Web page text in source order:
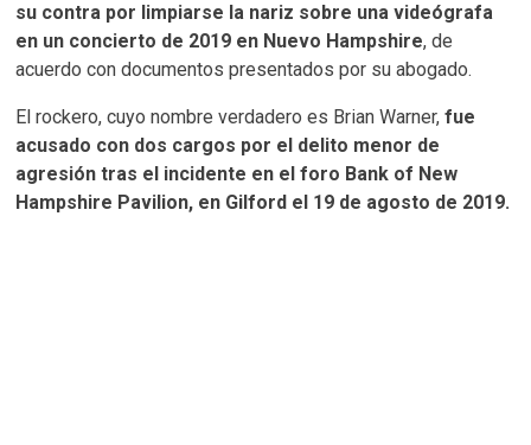
su contra por limpiarse la nariz sobre una videógrafa
en un concierto de 2019 en Nuevo Hampshire, de
acuerdo con documentos presentados por su abogado.
El rockero, cuyo nombre verdadero es Brian Warner,fue
acusado con dos cargos por el delito menor de
agresión tras el incidente en el foro Bank of New
Hampshire Pavilion, en Gilford el 19 de agosto de 2019.